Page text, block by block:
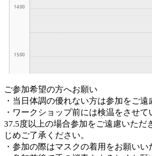
ご参加希望の方へお願い
・当日体調の優れない方は参加をご遠
・ワークショップ前には検温をさせて
37.5度以上の場合参加をご遠慮いただ
じめご了承ください。
・参加の際はマスクの着用をお願いい